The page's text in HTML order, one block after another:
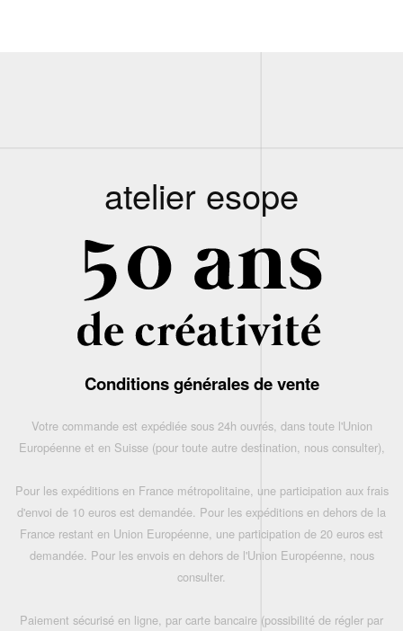
atelier esope
Conditions générales de vente
Votre commande est expédiée sous 24h ouvrés, dans toute l'Union
Européenne et en Suisse (pour toute autre destination, nous consulter),
Pour les expéditions en France métropolitaine, une participation aux frais
d'envoi de 10 euros est demandée. Pour les expéditions en dehors de la
France restant en Union Européenne, une participation de 20 euros est
demandée. Pour les envois en dehors de l'Union Européenne, nous
consulter.
Paiement sécurisé en ligne, par carte bancaire (possibilité de régler par